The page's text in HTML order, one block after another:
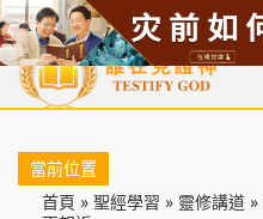
首頁 每日靈糧 天國福音
當前位置
首頁 » 聖經學習 » 靈修講道 »